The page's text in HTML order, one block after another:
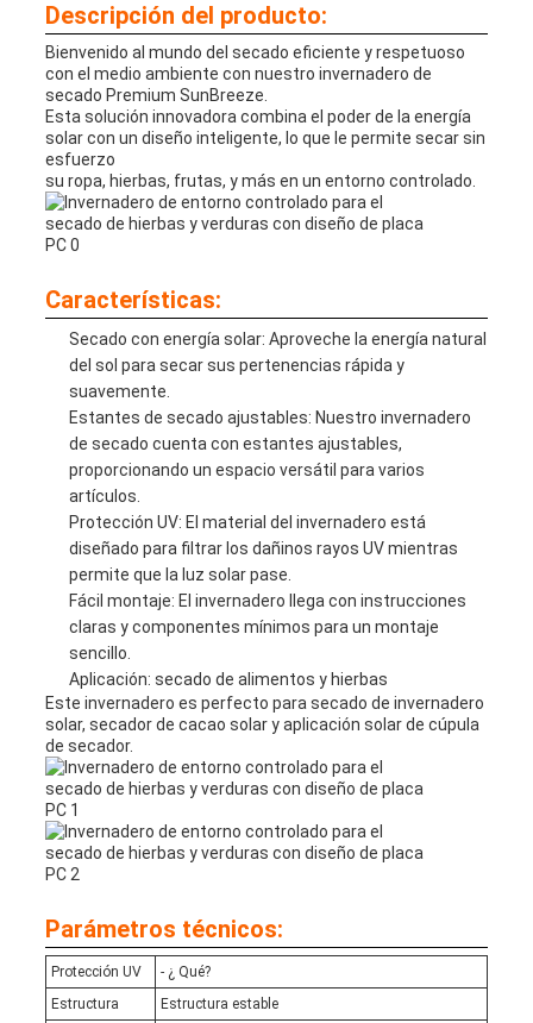
PRIVACIDAD
Descripción del producto:
Bienvenido al mundo del secado eficiente y respetuoso
con el medio ambiente con nuestro invernadero de
secado Premium SunBreeze.
Esta solución innovadora combina el poder de la energía
solar con un diseño inteligente, lo que le permite secar sin
esfuerzo
su ropa, hierbas, frutas, y más en un entorno controlado.
Características:
Secado con energía solar: Aproveche la energía natural
del sol para secar sus pertenencias rápida y
suavemente.
Estantes de secado ajustables: Nuestro invernadero
de secado cuenta con estantes ajustables,
proporcionando un espacio versátil para varios
artículos.
Protección UV: El material del invernadero está
diseñado para filtrar los dañinos rayos UV mientras
permite que la luz solar pase.
Fácil montaje: El invernadero llega con instrucciones
claras y componentes mínimos para un montaje
sencillo.
Aplicación: secado de alimentos y hierbas
Este invernadero es perfecto para secado de invernadero
solar, secador de cacao solar y aplicación solar de cúpula
de secador.
Parámetros técnicos:
Protección UV
- ¿ Qué?
Estructura
Estructura estable